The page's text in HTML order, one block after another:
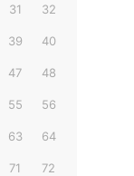
31 32
39 40
47 48
55 56
63 64
71 72